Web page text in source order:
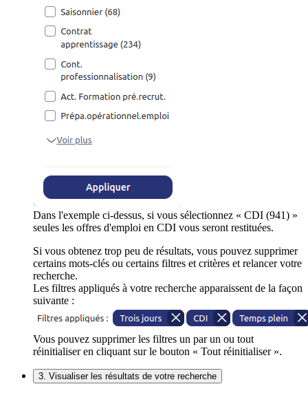
Dans l'exemple ci-dessus, si vous sélectionnez « CDI (941) »
seules les offres d'emploi en CDI vous seront restituées.
Si vous obtenez trop peu de résultats, vous pouvez supprimer
certains mots-clés ou certains filtres et critères et relancer votre
recherche.
Les filtres appliqués à votre recherche apparaissent de la façon
suivante :
Vous pouvez supprimer les filtres un par un ou tout
réinitialiser en cliquant sur le bouton « Tout réinitialiser ».
3. Visualiser les résultats de votre recherche